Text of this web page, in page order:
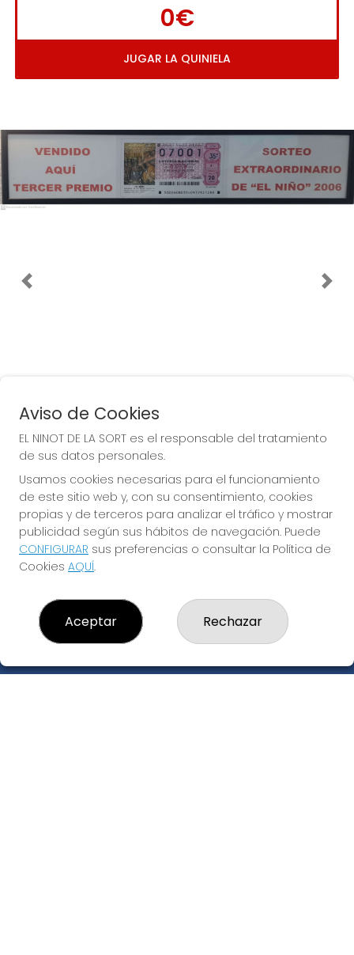
0€
JUGAR LA QUINIELA
Imagen anterior
¿Quiénes somos?
Registro
REDES SOCIALES
CONTACTO
EL NINOT DE LA SORT. ADMON. LOTERÍAS Nº 4 de ESPLUGUES
DE LLOBREGAT (Barcelona) - Receptor Oficial Nº 15530
933725265
669255147
loteria4esplugues@elninotdelasort.com
C/ 8 de Març, 26
(Barcelona) España
Aviso de Cookies
EL NINOT DE LA SORT es el responsable del tratamiento
de sus datos personales.
Usamos cookies necesarias para el funcionamiento
de este sitio web y, con su consentimiento, cookies
propias y de terceros para analizar el tráfico y mostrar
publicidad según sus hábitos de navegación. Puede
CONFIGURAR sus preferencias o consultar la Política de
Cookies AQUÍ.
Aceptar Rechazar